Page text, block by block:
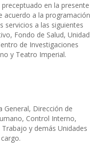
en la presente
acuerdo a la programación
servicios a las siguientes
Fondo de Salud, Unidad
de Investigaciones
y Teatro Imperial.
General, Dirección de
Control Interno,
y demás Unidades